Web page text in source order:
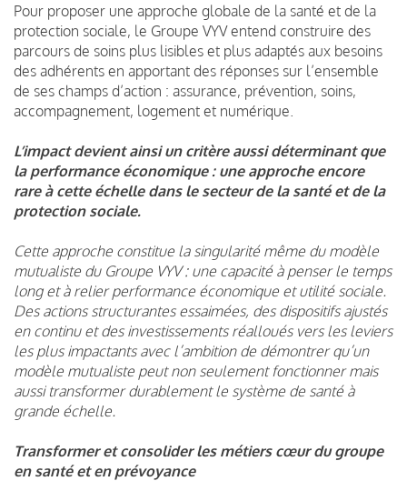
Pour proposer une approche globale de la santé et de la
protection sociale, le Groupe VYV entend construire des
parcours de soins plus lisibles et plus adaptés aux besoins
des adhérents en apportant des réponses sur l’ensemble
de ses champs d’action : assurance, prévention, soins,
accompagnement, logement et numérique.
L’impact devient ainsi un critère aussi déterminant que
la performance économique : une approche encore
rare à cette échelle dans le secteur de la santé et de la
protection sociale.
Cette approche constitue la singularité même du modèle
mutualiste du Groupe VYV : une capacité à penser le temps
long et à relier performance économique et utilité sociale.
Des actions structurantes essaimées, des dispositifs ajustés
en continu et des investissements réalloués vers les leviers
les plus impactants avec l’ambition de démontrer qu’un
modèle mutualiste peut non seulement fonctionner mais
aussi transformer durablement le système de santé à
grande échelle.
Transformer et consolider les métiers cœur du groupe
en santé et en prévoyance